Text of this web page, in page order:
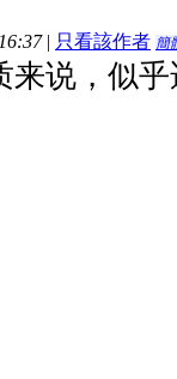
| 只看該作者 簡
来说，似